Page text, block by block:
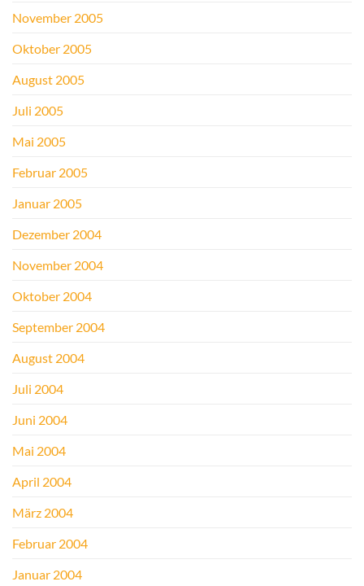
November 2005
Oktober 2005
August 2005
Juli 2005
Mai 2005
Februar 2005
Januar 2005
Dezember 2004
November 2004
Oktober 2004
September 2004
August 2004
Juli 2004
Juni 2004
Mai 2004
April 2004
März 2004
Februar 2004
Januar 2004